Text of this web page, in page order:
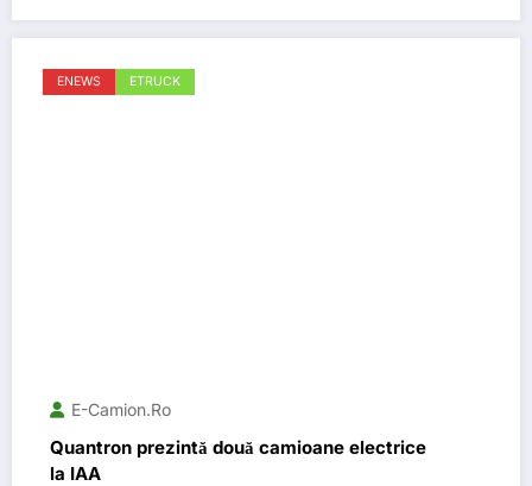
ENEWS ETRUCK
E-Camion.ro
Quantron prezintă două camioane electrice
la IAA